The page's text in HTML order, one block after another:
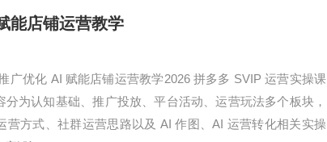
能店铺运营教学
广优化 AI 赋能店铺运营教学2026 拼多多 SVIP 运营实操课
为认知基础、推广投放、平台活动、运营玩法多个板块，
营方式、社群运营思路以及 AI 作图、AI 运营转化相关实操